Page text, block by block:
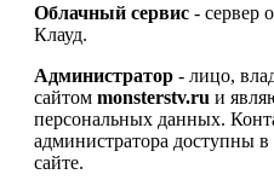
Облачный сервис - сервер
Клауд.
Администратор - лицо,
сайтом monsterstv.ru и
персональных данных.
администратора доступны
сайте.